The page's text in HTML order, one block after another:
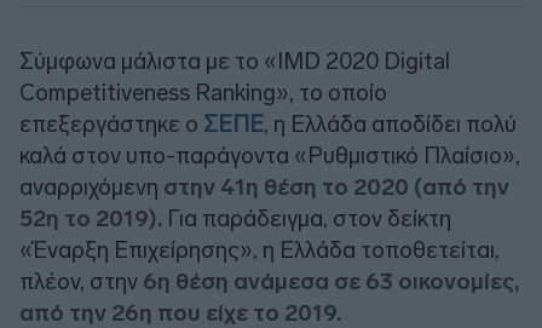
Σύμφωνα μάλιστα με το «IMD 2020 Digital
Competitiveness Ranking», το οποίο
επεξεργάστηκε ο ΣΕΠΕ, η Ελλάδα αποδίδει πολύ
καλά στον υπο-παράγοντα «Ρυθμιστικό Πλαίσιο»,
αναρριχόμενη στην 41η θέση το 2020 (από την
52η το 2019). Για παράδειγμα, στον δείκτη
«Έναρξη Επιχείρησης», η Ελλάδα τοποθετείται,
πλέον, στην 6η θέση ανάμεσα σε 63 οικονομίες,
από την 26η που είχε το 2019.